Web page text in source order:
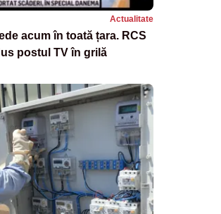
Actualitate
acum în toată țara. RCS
postul TV în grilă